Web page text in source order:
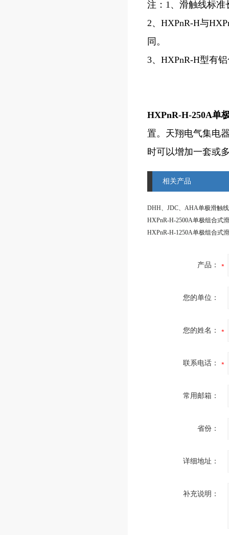
注：1、滑触线标
2、HXPnR-H与
同。
3、HXPnR-H型有
HXPnR-H-250A单
置。天翔电气集电
时可以增加一套或
相关产品
DHH、JDC、AHA单极滑触
HXPnR-H-2500A单极组合式
HXPnR-H-1250A单极组合式
产品：
您的单位：
您的姓名：
联系电话：
常用邮箱：
省份：
详细地址：
补充说明：